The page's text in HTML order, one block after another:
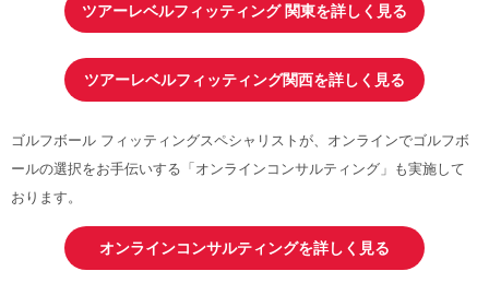
ツアーレベルフィッティング 関東を詳しく見る
ツアーレベルフィッティング関西を詳しく見る
ゴルフボール フィッティングスペシャリストが、オンラインでゴルフボ
ールの選択をお手伝いする「オンラインコンサルティング」も実施して
おります。
オンラインコンサルティングを詳しく見る